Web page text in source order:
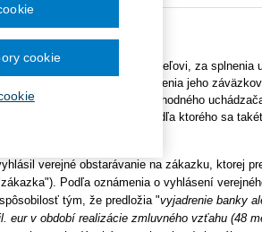
verejnému obstarávateľovi, za splnenia
na účely zabezpečenia plnenia jeho
jedného z kritérií pre výber vhodného
s doterajším prístupom , podľa ktorého sa
zmluvných dojednaní.
verejné obstarávanie na zákazku, ktorej
Podľa oznámenia o vyhlásení
tým, že predložia "vyjadrenie banky
eur v období realizácie zmluvného vzťahu (48
cookie